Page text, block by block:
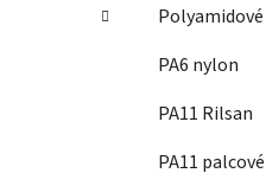
p
Polyamidové
PA6 nylon
PA11 Rilsan
PA11